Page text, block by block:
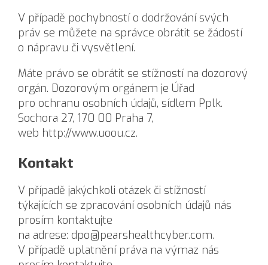
V případě pochybností o dodržování svých
práv se můžete na správce obrátit se žádostí
o nápravu či vysvětlení.
Máte právo se obrátit se stížností na dozorový
orgán. Dozorovým orgánem je Úřad
pro ochranu osobních údajů, sídlem Pplk.
Sochora 27, 170 00 Praha 7,
web http://www.uoou.cz.
Kontakt
V případě jakýchkoli otázek či stížností
týkajících se zpracování osobních údajů nás
prosím kontaktujte
na adrese: dpo@pearshealthcyber.com.
V případě uplatnění práva na výmaz nás